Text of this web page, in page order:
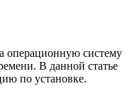
операционную систему
В данной статье
по установке.